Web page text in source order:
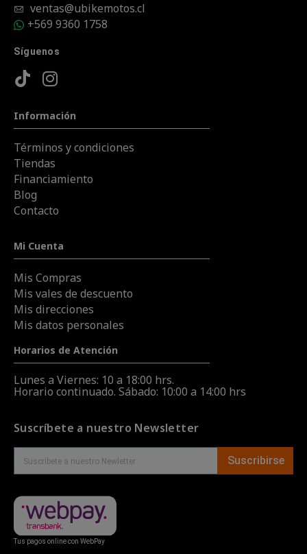
ventas@ubikemotos.cl
+569 9360 1758
Síguenos
Información
Términos y condiciones
Tiendas
Financiamiento
Blog
Contacto
Mi Cuenta
Mis Compras
Mis vales de descuento
Mis direcciones
Mis datos personales
Horarios de Atención
Lunes a Viernes: 10 a 18:00 hrs.
Horario continuado. Sábado: 10:00 a 14:00 hrs
Suscríbete a nuestro Newsletter
Suscribirse
Tus pagos online con WebPay